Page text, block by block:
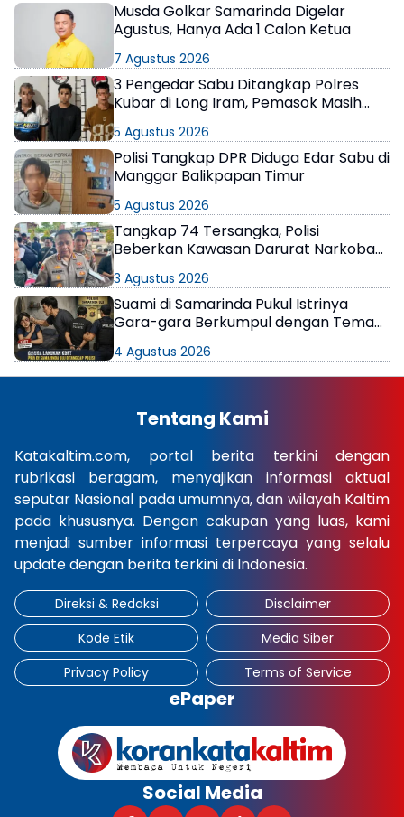
Musda Golkar Samarinda Digelar
Agustus, Hanya Ada 1 Calon Ketua
7 Agustus 2026
3 Pengedar Sabu Ditangkap Polres
Kubar di Long Iram, Pemasok Masih
5 Agustus 2026
Polisi Tangkap DPR Diduga Edar Sabu di
Manggar Balikpapan Timur
5 Agustus 2026
Tangkap 74 Tersangka, Polisi
Beberkan Kawasan Darurat Narkoba
3 Agustus 2026
Suami di Samarinda Pukul Istrinya
Gara-gara Berkumpul dengan Teman
4 Agustus 2026
Tentang Kami
Katakaltim.com, portal berita terkini dengan
rubrikasi beragam, menyajikan informasi aktual
seputar Nasional pada umumnya, dan wilayah Kaltim
pada khususnya. Dengan cakupan yang luas, kami
menjadi sumber informasi terpercaya yang selalu
update dengan berita terkini di Indonesia.
Direksi & Redaksi
Disclaimer
Kode Etik
Media Siber
Privacy Policy
Terms of Service
ePaper
Social Media